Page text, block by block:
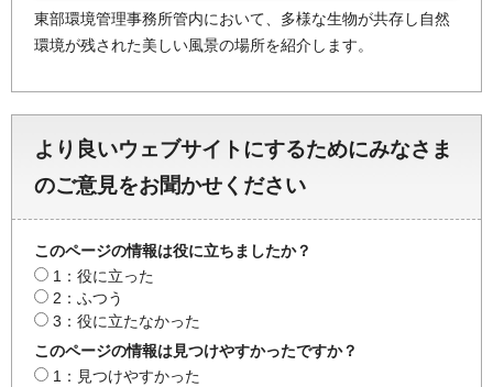
東部環境管理事務所管内において、多様な生物が共存し自然
環境が残された美しい風景の場所を紹介します。
より良いウェブサイトにするためにみなさま
のご意見をお聞かせください
このページの情報は役に立ちましたか？
1：役に立った
2：ふつう
3：役に立たなかった
このページの情報は見つけやすかったですか？
1：見つけやすかった